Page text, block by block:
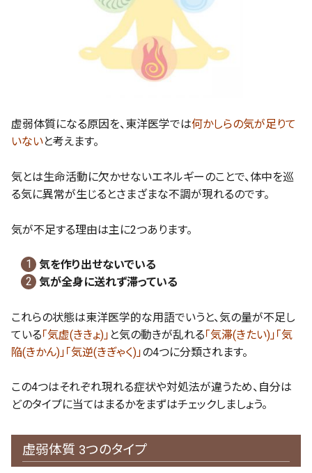
虚弱体質になる原因を、東洋医学では何かしらの気が足りて
いないと考えます。
気とは生命活動に欠かせないエネルギーのことで、体中を巡
る気に異常が生じるとさまざまな不調が現れるのです。
気が不足する理由は主に2つあります。
気を作り出せないでいる
気が全身に送れず滞っている
これらの状態は東洋医学的な用語でいうと、気の量が不足し
ている「気虚(ききょ)」 と気の動きが乱れる「気滞(きたい)」「気
陥(きかん)」「気逆(きぎゃく)」の4つに分類されます。
この4つはそれぞれ現れる症状や対処法が違うため、自分は
どのタイプに当てはまるかをまずはチェックしましょう。
虚弱体質 3つのタイプ